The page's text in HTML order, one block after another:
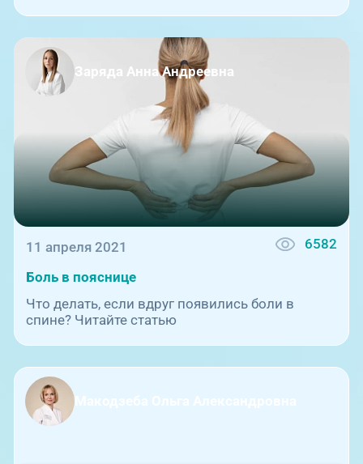
Заряда Анна Андреевна
11 апреля 2021 6582
Боль в пояснице
Что делать, если вдруг появились боли в
спине? Читайте статью
Макодзеба Ольга Александровна